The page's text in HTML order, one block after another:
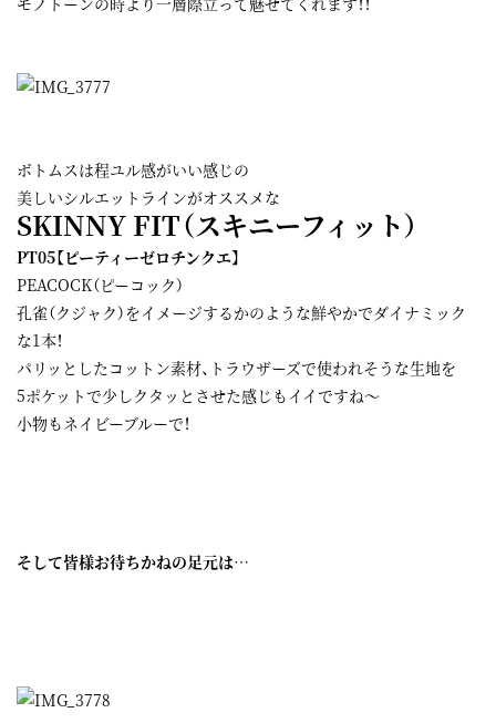
ボトムスは程ユル感がいい感じの
美しいシルエットラインがオススメな
SKINNY FIT（スキニーフィット）
PT05【ピーティーゼロチンクエ】
PEACOCK（ピーコック）
孔雀（クジャク）をイメージするかのような鮮やかでダイナミック
な1本！
パリッとしたコットン素材、トラウザーズで使われそうな生地を
5ポケットで少しクタッとさせた感じもイイですね～
小物もネイビーブルーで！
そして皆様お待ちかねの足元は…